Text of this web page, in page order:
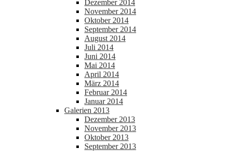
Dezember 2014
November 2014
Oktober 2014
September 2014
August 2014
Juli 2014
Juni 2014
Mai 2014
April 2014
März 2014
Februar 2014
Januar 2014
Galerien 2013
Dezember 2013
November 2013
Oktober 2013
September 2013